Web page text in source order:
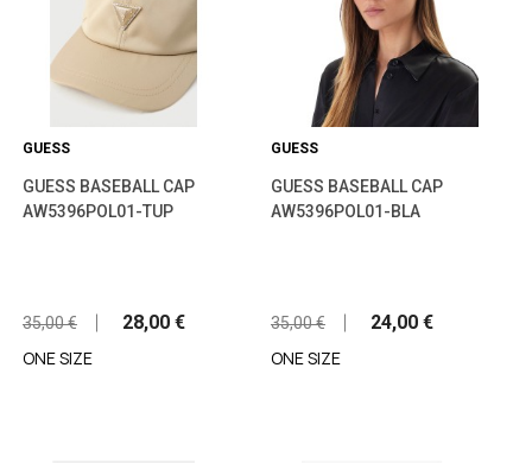
GUESS
GUESS BASEBALL CAP
AW5396POL01-TUP
35,00 €
28,00 €
ONE SIZE
GUESS
GUESS BASEBALL CAP
AW5396POL01-BLA
35,00 €
24,00 €
ONE SIZE